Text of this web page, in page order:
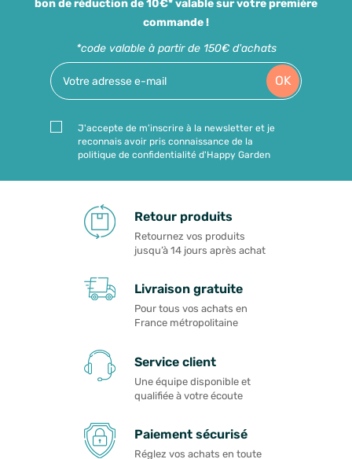
bon de réduction de 10€* valable sur votre première
commande !
*code valable à partir de 150€ d'achats
OK
J'accepte de m'inscrire à la newsletter et je
reconnais avoir pris connaissance de la
politique de confidentialité d'Happy Garden
Retour produits
Retournez vos produits
jusqu’à 14 jours après achat
Livraison gratuite
Pour tous vos achats en
France métropolitaine
Service client
Une équipe disponible et
qualifiée à votre écoute
Paiement sécurisé
Réglez vos achats en toute